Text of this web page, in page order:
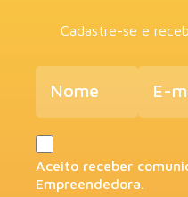
Cadastre-se e
Aceito receber
Empreendedora.